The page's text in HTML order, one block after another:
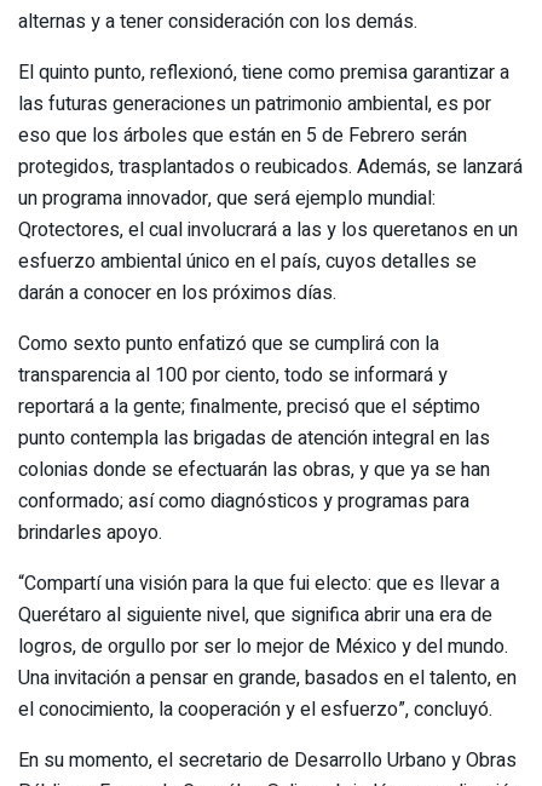
alternas y a tener consideración con los demás.
El quinto punto, reflexionó, tiene como premisa garantizar a
las futuras generaciones un patrimonio ambiental, es por
eso que los árboles que están en 5 de Febrero serán
protegidos, trasplantados o reubicados. Además, se lanzará
un programa innovador, que será ejemplo mundial:
Qrotectores, el cual involucrará a las y los queretanos en un
esfuerzo ambiental único en el país, cuyos detalles se
darán a conocer en los próximos días.
Como sexto punto enfatizó que se cumplirá con la
transparencia al 100 por ciento, todo se informará y
reportará a la gente; finalmente, precisó que el séptimo
punto contempla las brigadas de atención integral en las
colonias donde se efectuarán las obras, y que ya se han
conformado; así como diagnósticos y programas para
brindarles apoyo.
“Compartí una visión para la que fui electo: que es llevar a
Querétaro al siguiente nivel, que significa abrir una era de
logros, de orgullo por ser lo mejor de México y del mundo.
Una invitación a pensar en grande, basados en el talento, en
el conocimiento, la cooperación y el esfuerzo”, concluyó.
En su momento, el secretario de Desarrollo Urbano y Obras